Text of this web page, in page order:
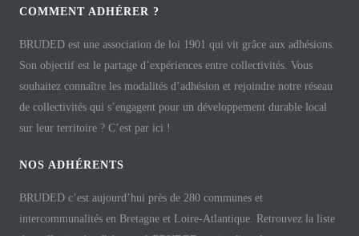
COMMENT ADHÉRER ?
BRUDED est une association de loi 1901 qui vit grâce aux adhésions.
Son objectif est le partage d’expériences entre collectivités. Vous
souhaitez connaître les modalités d’adhésion et rejoindre notre réseau
de collectivités qui s’engagent pour un développement durable local
sur leur territoire ? C’est par ici !
NOS ADHÉRENTS
BRUDED c’est aujourd’hui près de 280 communes et
intercommunalités en Bretagne et Loire-Atlantique. Retrouvez la liste